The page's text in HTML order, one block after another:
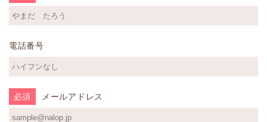
電話番号
必須 メールアドレス